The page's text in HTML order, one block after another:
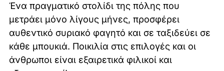
Ένα πραγματικό στολίδι της πόλης που
μετράει μόνο λίγους μήνες, προσφέρει
αυθεντικό συριακό φαγητό και σε ταξιδεύει σε
κάθε μπουκιά. Ποικιλία στις επιλογές και οι
άνθρωποι είναι εξαιρετικά φιλικοί και